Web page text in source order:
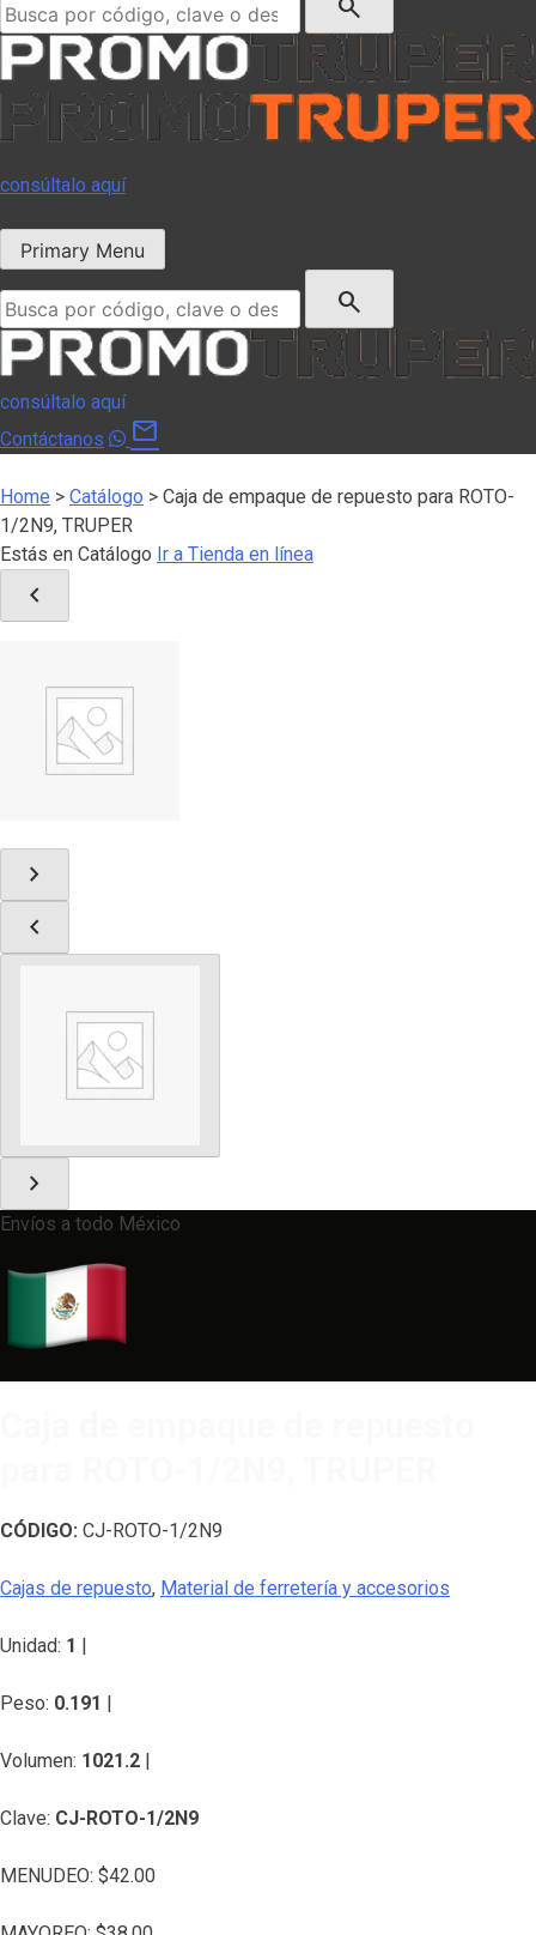
consúltalo aquí
Primary Menu
search
consúltalo aquí
Contáctanos
mail
Home > Catálogo > Caja de empaque de repuesto para ROTO-
1/2N9, TRUPER
Estás en Catálogo Ir a Tienda en línea
chevron_left
chevron_right
chevron_left
chevron_right
Envíos a todo México
CÓDIGO: CJ-ROTO-1/2N9
Cajas de repuesto, Material de ferretería y accesorios
Unidad: 1 |
Peso: 0.191 |
Volumen: 1021.2 |
Clave: CJ-ROTO-1/2N9
MENUDEO: $42.00